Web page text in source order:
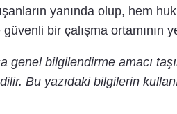
yanında olup, hem
bir çalışma ortamının
genel bilgilendirme amacı
Bu yazıdaki bilgilerin